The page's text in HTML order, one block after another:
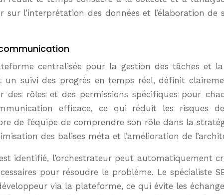
sur l’interprétation des données et l’élaboration
centralisée pour la gestion des tâches et
suivi des progrès en temps réel, définit
rôles et des permissions spécifiques pour
efficace, ce qui réduit les risques
de l’équipe de comprendre son rôle dans la
des balises méta et l’amélioration de
identifié, l’orchestrateur peut automatiquement
pour résoudre le problème. Le spécialiste
via la plateforme, ce qui évite les